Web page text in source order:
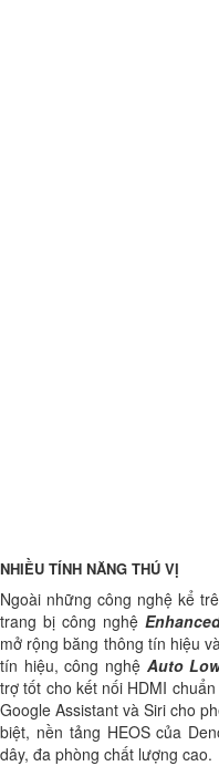
NHIỀU TÍNH NĂNG THÚ VỊ
Ngoài những công nghệ kể
trang bị công nghệ
mở rộng băng thông tín hiệu
tín hiệu, công nghệ Auto
trợ tốt cho kết nối HDMI
Google Assistant và Siri cho
biệt, nền tảng HEOS của
dây, đa phòng chất lượng cao.